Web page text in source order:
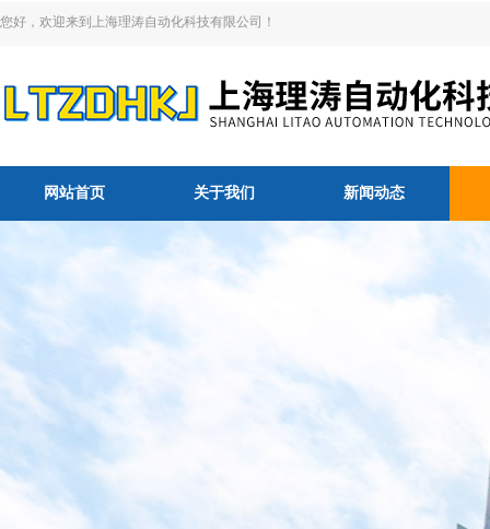
您好，欢迎来到上海理涛自动化科技有限公司！
网站首页 关于我们 新闻动态